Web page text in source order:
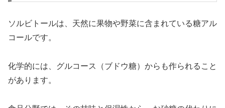
ソルビトールは、天然に果物や野菜に含まれている糖アル
コールです。
化学的には、グルコース（ブドウ糖）からも作られること
があります。